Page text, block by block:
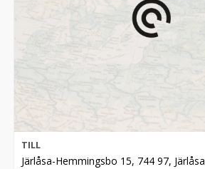
TILL
Järlåsa-Hemmingsbo 15, 744 97, Järlåsa